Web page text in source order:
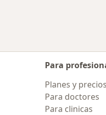
Para
Planes y precios
Para doctores
Para clinicas